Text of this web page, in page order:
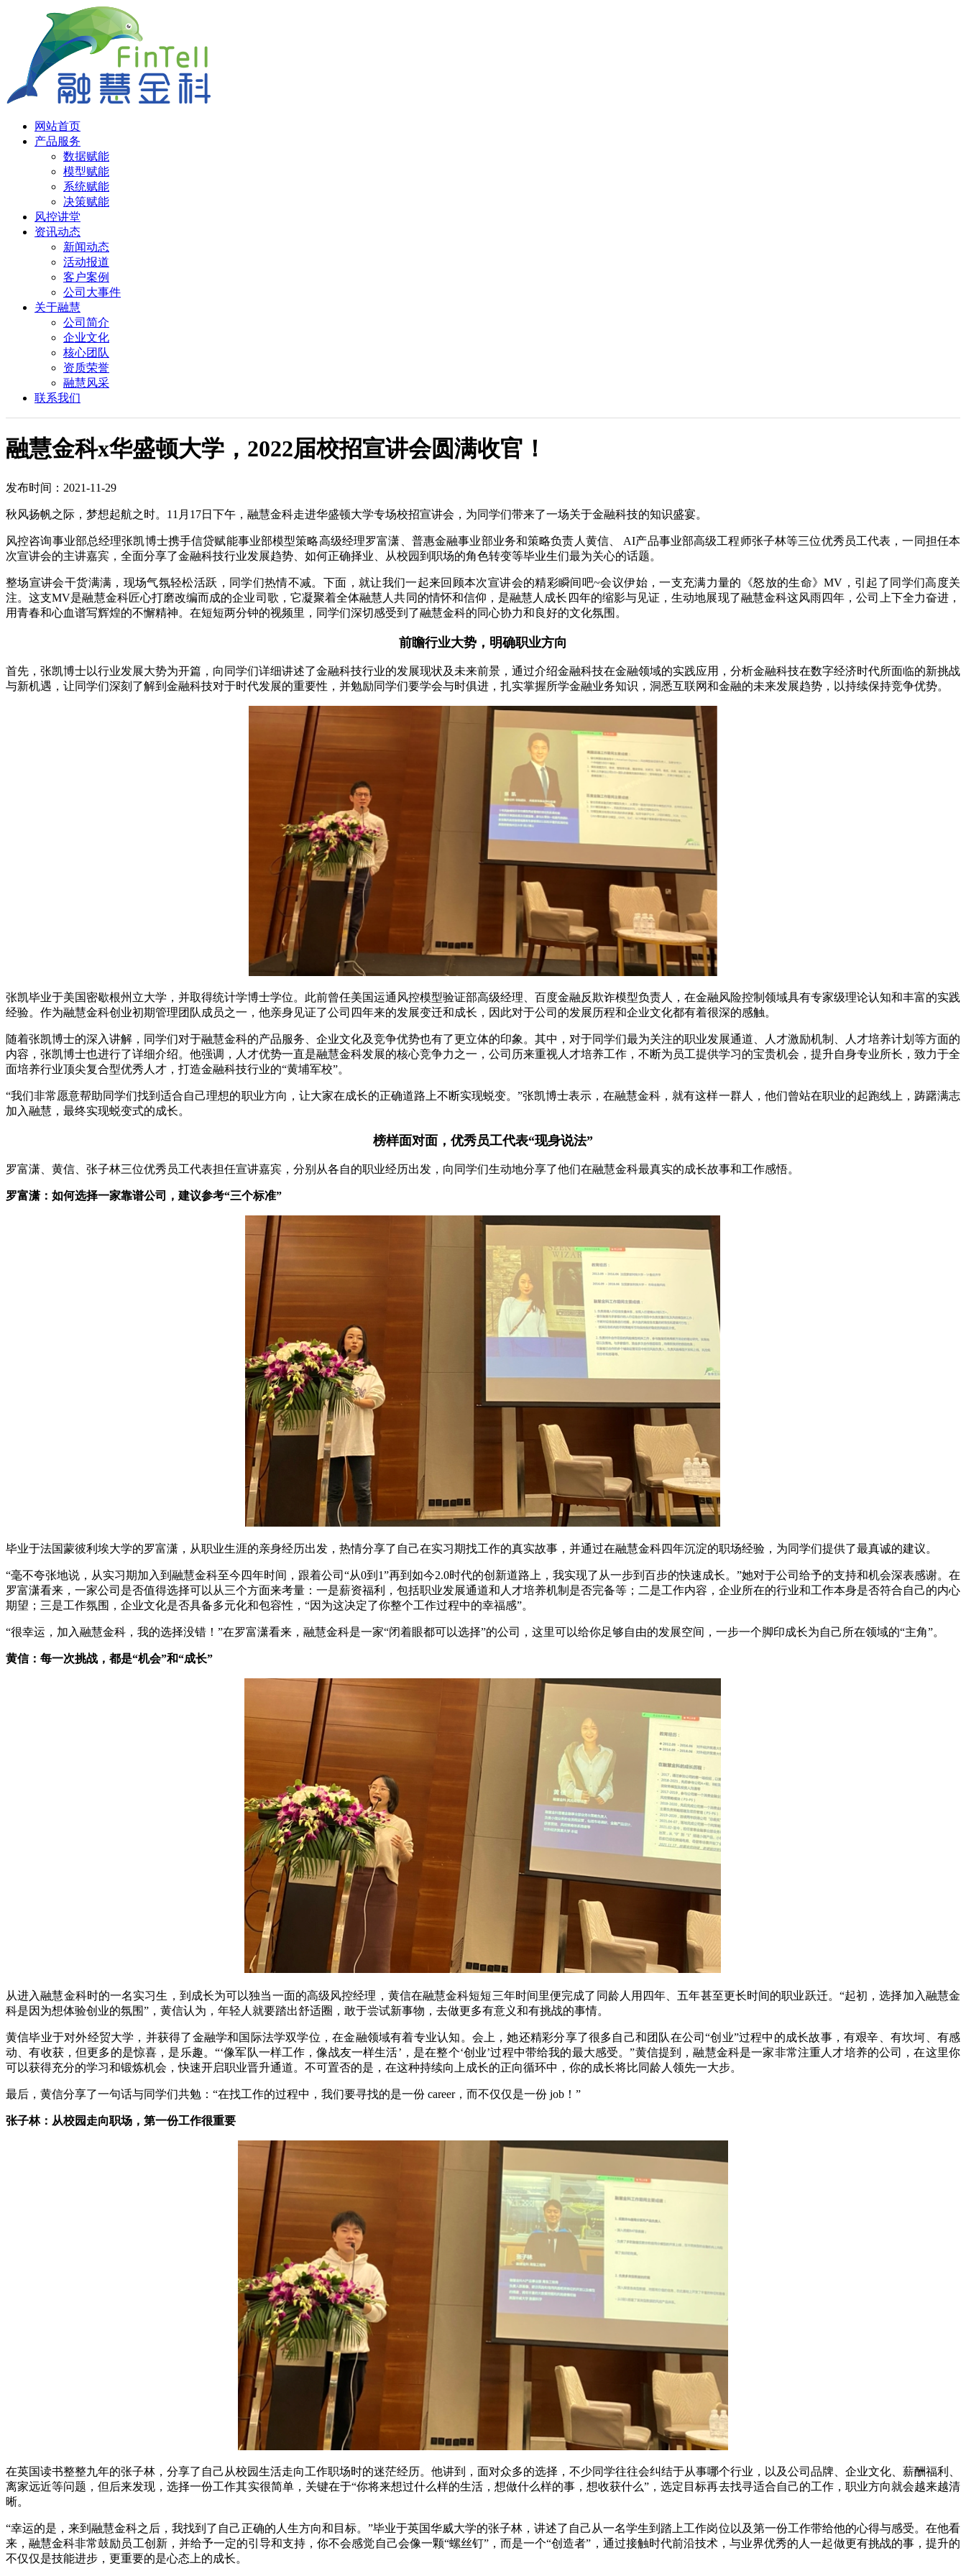
网站首页
产品服务
数据赋能
模型赋能
系统赋能
决策赋能
风控讲堂
资讯动态
新闻动态
活动报道
客户案例
公司大事件
关于融慧
公司简介
企业文化
核心团队
资质荣誉
融慧风采
联系我们
融慧金科x华盛顿大学，2022届校招宣讲会圆满收官！
发布时间：2021-11-29
秋风扬帆之际，梦想起航之时。11月17日下午，融慧金科走进华盛顿大学专场校招宣讲会，为同学们带来了一场关于金融科技的知识盛宴。
风控咨询事业部总经理张凯博士携手信贷赋能事业部模型策略高级经理罗富潇、普惠金融事业部业务和策略负责人黄信、 AI产品事业部高级工程师张子林等三位优秀员工代表，一同担任本
次宣讲会的主讲嘉宾，全面分享了金融科技行业发展趋势、如何正确择业、从校园到职场的角色转变等毕业生们最为关心的话题。
整场宣讲会干货满满，现场气氛轻松活跃，同学们热情不减。下面，就让我们一起来回顾本次宣讲会的精彩瞬间吧~会议伊始，一支充满力量的《怒放的生命》MV，引起了同学们高度关
注。这支MV是融慧金科匠心打磨改编而成的企业司歌，它凝聚着全体融慧人共同的情怀和信仰，是融慧人成长四年的缩影与见证，生动地展现了融慧金科这风雨四年，公司上下全力奋进，
用青春和心血谱写辉煌的不懈精神。在短短两分钟的视频里，同学们深切感受到了融慧金科的同心协力和良好的文化氛围。
前瞻行业大势，明确职业方向
首先，张凯博士以行业发展大势为开篇，向同学们详细讲述了金融科技行业的发展现状及未来前景，通过介绍金融科技在金融领域的实践应用，分析金融科技在数字经济时代所面临的新挑战
与新机遇，让同学们深刻了解到金融科技对于时代发展的重要性，并勉励同学们要学会与时俱进，扎实掌握所学金融业务知识，洞悉互联网和金融的未来发展趋势，以持续保持竞争优势。
张凯毕业于美国密歇根州立大学，并取得统计学博士学位。此前曾任美国运通风控模型验证部高级经理、百度金融反欺诈模型负责人，在金融风险控制领域具有专家级理论认知和丰富的实践
经验。作为融慧金科创业初期管理团队成员之一，他亲身见证了公司四年来的发展变迁和成长，因此对于公司的发展历程和企业文化都有着很深的感触。
随着张凯博士的深入讲解，同学们对于融慧金科的产品服务、企业文化及竞争优势也有了更立体的印象。其中，对于同学们最为关注的职业发展通道、人才激励机制、人才培养计划等方面的
内容，张凯博士也进行了详细介绍。他强调，人才优势一直是融慧金科发展的核心竞争力之一，公司历来重视人才培养工作，不断为员工提供学习的宝贵机会，提升自身专业所长，致力于全
面培养行业顶尖复合型优秀人才，打造金融科技行业的“黄埔军校”。
“我们非常愿意帮助同学们找到适合自己理想的职业方向，让大家在成长的正确道路上不断实现蜕变。”张凯博士表示，在融慧金科，就有这样一群人，他们曾站在职业的起跑线上，踌躇满志
加入融慧，最终实现蜕变式的成长。
榜样面对面，优秀员工代表“现身说法”
罗富潇、黄信、张子林三位优秀员工代表担任宣讲嘉宾，分别从各自的职业经历出发，向同学们生动地分享了他们在融慧金科最真实的成长故事和工作感悟。
罗富潇：如何选择一家靠谱公司，建议参考“三个标准”
毕业于法国蒙彼利埃大学的罗富潇，从职业生涯的亲身经历出发，热情分享了自己在实习期找工作的真实故事，并通过在融慧金科四年沉淀的职场经验，为同学们提供了最真诚的建议。
“毫不夸张地说，从实习期加入到融慧金科至今四年时间，跟着公司“从0到1”再到如今2.0时代的创新道路上，我实现了从一步到百步的快速成长。”她对于公司给予的支持和机会深表感谢。在
罗富潇看来，一家公司是否值得选择可以从三个方面来考量：一是薪资福利，包括职业发展通道和人才培养机制是否完备等；二是工作内容，企业所在的行业和工作本身是否符合自己的内心
期望；三是工作氛围，企业文化是否具备多元化和包容性，“因为这决定了你整个工作过程中的幸福感”。
“很幸运，加入融慧金科，我的选择没错！”在罗富潇看来，融慧金科是一家“闭着眼都可以选择”的公司，这里可以给你足够自由的发展空间，一步一个脚印成长为自己所在领域的“主角”。
黄信：每一次挑战，都是“机会”和“成长”
从进入融慧金科时的一名实习生，到成长为可以独当一面的高级风控经理，黄信在融慧金科短短三年时间里便完成了同龄人用四年、五年甚至更长时间的职业跃迁。“起初，选择加入融慧金
科是因为想体验创业的氛围”，黄信认为，年轻人就要踏出舒适圈，敢于尝试新事物，去做更多有意义和有挑战的事情。
黄信毕业于对外经贸大学，并获得了金融学和国际法学双学位，在金融领域有着专业认知。会上，她还精彩分享了很多自己和团队在公司“创业”过程中的成长故事，有艰辛、有坎坷、有感
动、有收获，但更多的是惊喜，是乐趣。“‘像军队一样工作，像战友一样生活’，是在整个‘创业’过程中带给我的最大感受。”黄信提到，融慧金科是一家非常注重人才培养的公司，在这里你
可以获得充分的学习和锻炼机会，快速开启职业晋升通道。不可置否的是，在这种持续向上成长的正向循环中，你的成长将比同龄人领先一大步。
最后，黄信分享了一句话与同学们共勉：“在找工作的过程中，我们要寻找的是一份 career，而不仅仅是一份 job！”
张子林：从校园走向职场，第一份工作很重要
在英国读书整整九年的张子林，分享了自己从校园生活走向工作职场时的迷茫经历。他讲到，面对众多的选择，不少同学往往会纠结于从事哪个行业，以及公司品牌、企业文化、薪酬福利、
离家远近等问题，但后来发现，选择一份工作其实很简单，关键在于“你将来想过什么样的生活，想做什么样的事，想收获什么”，选定目标再去找寻适合自己的工作，职业方向就会越来越清
晰。
“幸运的是，来到融慧金科之后，我找到了自己正确的人生方向和目标。”毕业于英国华威大学的张子林，讲述了自己从一名学生到踏上工作岗位以及第一份工作带给他的心得与感受。在他看
来，融慧金科非常鼓励员工创新，并给予一定的引导和支持，你不会感觉自己会像一颗“螺丝钉”，而是一个“创造者”，通过接触时代前沿技术，与业界优秀的人一起做更有挑战的事，提升的
不仅仅是技能进步，更重要的是心态上的成长。